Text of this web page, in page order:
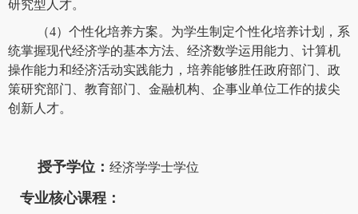
研究型人才。
（4）个性化培养方案。为学生制定个性化培养计划，系
统掌握现代经济学的基本方法、经济数学运用能力、计算机
操作能力和经济活动实践能力，培养能够胜任政府部门、政
策研究部门、教育部门、金融机构、企事业单位工作的拔尖
创新人才。
授予学位： 经济学学士学位
专业核心课程：